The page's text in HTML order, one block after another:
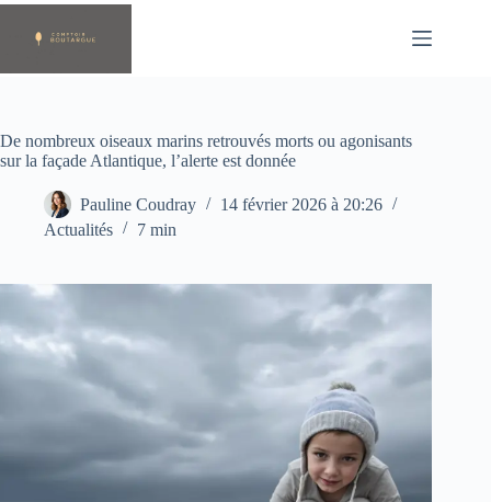
Passer
contenu
De nombreux oiseaux marins retrouvés morts ou agonisants
sur la façade Atlantique, l’alerte est donnée
Pauline Coudray
14 février 2026 à 20:26
Actualités
7 min